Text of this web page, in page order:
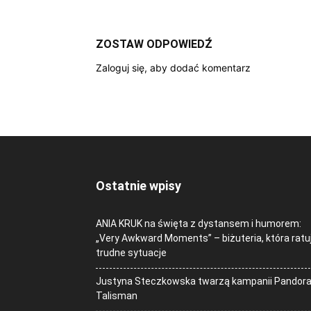
ZOSTAW ODPOWIEDŹ
Zaloguj się, aby dodać komentarz
Ostatnie wpisy
ANIA KRUK na święta z dystansem i humorem:
„Very Awkward Moments” – biżuteria, która
trudne sytuacje
Justyna Steczkowska twarzą kampanii Pandora
Talisman